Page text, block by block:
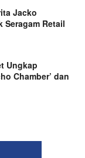
Jacko
Seragam Retail
Ungkap
Chamber’ dan